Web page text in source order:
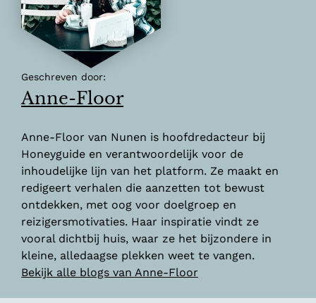
Geschreven door:
Anne-Floor
Anne-Floor van Nunen is hoofdredacteur bij
Honeyguide en verantwoordelijk voor de
inhoudelijke lijn van het platform. Ze maakt en
redigeert verhalen die aanzetten tot bewust
ontdekken, met oog voor doelgroep en
reizigersmotivaties. Haar inspiratie vindt ze
vooral dichtbij huis, waar ze het bijzondere in
kleine, alledaagse plekken weet te vangen.
Bekijk alle blogs van Anne-Floor